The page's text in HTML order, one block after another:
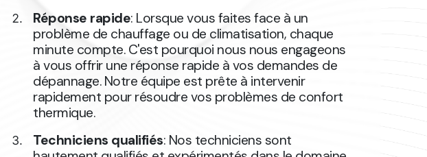
Réponse rapide: Lorsque vous faites face à un
problème de chauffage ou de climatisation, chaque
minute compte. C'est pourquoi nous nous engageons
à vous offrir une réponse rapide à vos demandes de
dépannage. Notre équipe est prête à intervenir
rapidement pour résoudre vos problèmes de confort
thermique.
Techniciens qualifiés: Nos techniciens sont